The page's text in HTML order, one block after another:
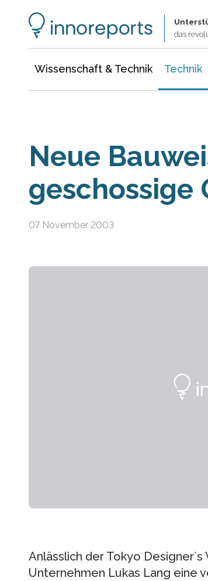
das
Wissenschaft & Technik Technik
Neue
geschossige
07 November 2003
Anlässlich der Tokyo
Unternehmen Lukas Lang eine